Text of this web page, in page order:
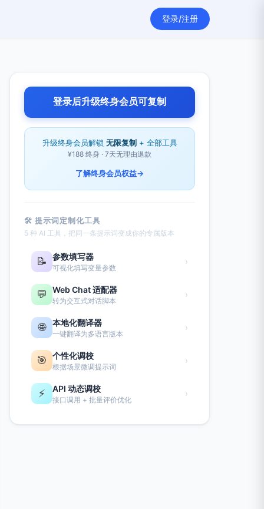
登录/注册
登录后升级终身会员可复制
升级终身会员解锁 无限复制 + 全部工具
¥188 终身 · 7天无理由退款
了解终身会员权益→
🛠 提示词定制化工具
5 种 AI 工具，把同一条提示词变成你的专属版本
📝 参数填写器
可视化填写变量参数
›
💬 Web Chat 适配器
转为交互式对话脚本
›
🌐 本地化翻译器
一键翻译为多语言版本
›
🎯 个性化调校
根据场景微调提示词
›
⚡ API 动态调校
接口调用 + 批量评价优化
›